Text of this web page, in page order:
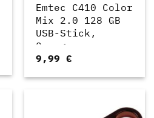
Emtec C410 Color
Mix 2.0 128 GB
USB-Stick,
Orange
9,99€